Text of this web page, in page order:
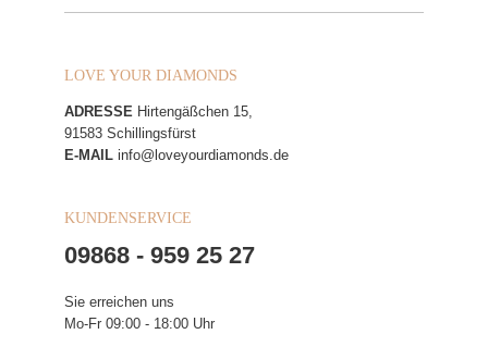
LOVE YOUR DIAMONDS
ADRESSE Hirtengäßchen 15,
91583 Schillingsfürst
E-MAIL info@loveyourdiamonds.de
KUNDENSERVICE
09868 - 959 25 27
Sie erreichen uns
Mo-Fr 09:00 - 18:00 Uhr